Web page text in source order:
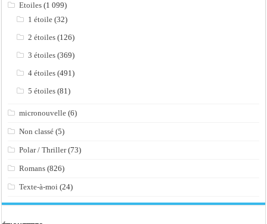
Etoiles (1 099)
1 étoile (32)
2 étoiles (126)
3 étoiles (369)
4 étoiles (491)
5 étoiles (81)
micronouvelle (6)
Non classé (5)
Polar / Thriller(73)
Romans (826)
Texte-à-moi (24)